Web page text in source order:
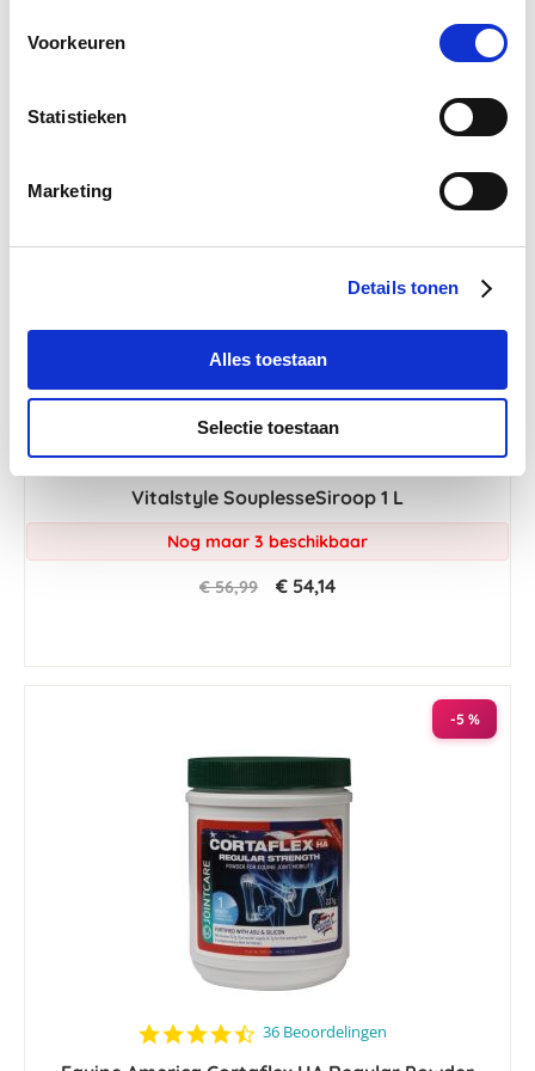
Voorkeuren
Statistieken
Marketing
Details tonen
Alles toestaan
Selectie toestaan
Vitalstyle SouplesseSiroop 1 L
Nog maar 3 beschikbaar
€ 56,99 € 54,14
-5 %
4.6
36 Beoordelingen